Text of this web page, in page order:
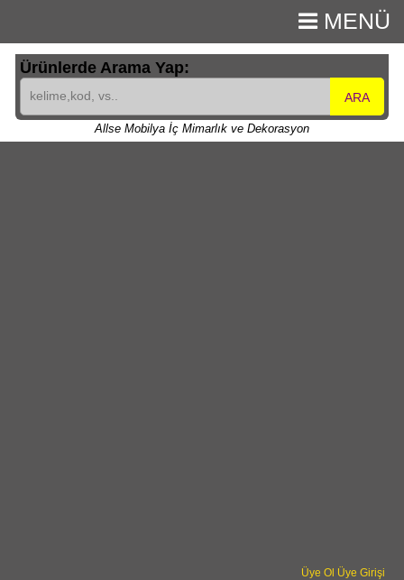
MENÜ
Ürünlerde Arama Yap:
ARA
Allse Mobilya İç Mimarlık ve Dekorasyon
Üye Ol Üye Girişi